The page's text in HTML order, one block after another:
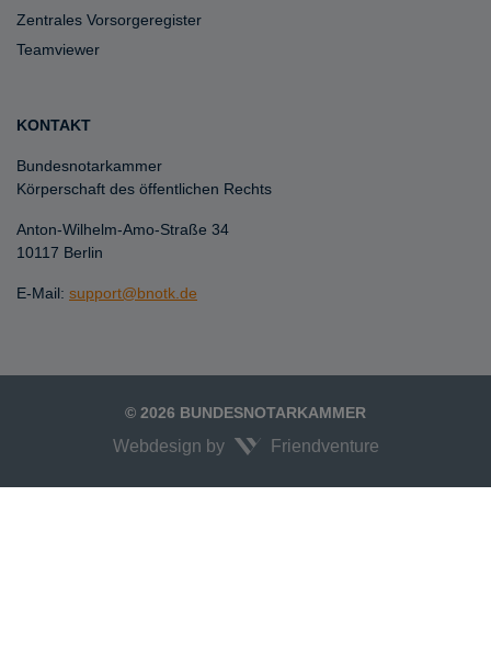
Zentrales Vorsorgeregister
Teamviewer
KONTAKT
Bundesnotarkammer
Körperschaft des öffentlichen Rechts
Anton-Wilhelm-Amo-Straße 34
10117 Berlin
E-Mail: support@bnotk.de
© 2026 BUNDESNOTARKAMMER
Webdesign by Friendventure